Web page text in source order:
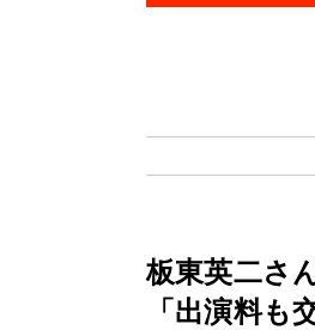
板東英二さ
「出演料も